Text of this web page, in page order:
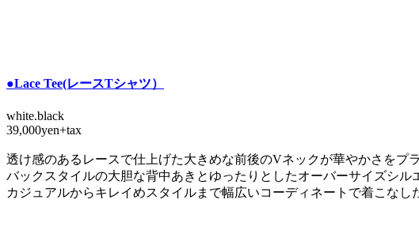
●Lace Tee(レースTシャツ）
white.black
39,000yen+tax
透け感のあるレースで仕上げた大きめな前後のVネックが華やかさをプ
バックスタイルの大胆な背中あきとゆったりとしたオーバーサイズシル
カジュアルからキレイめスタイルまで幅広いコーディネートで着こなし